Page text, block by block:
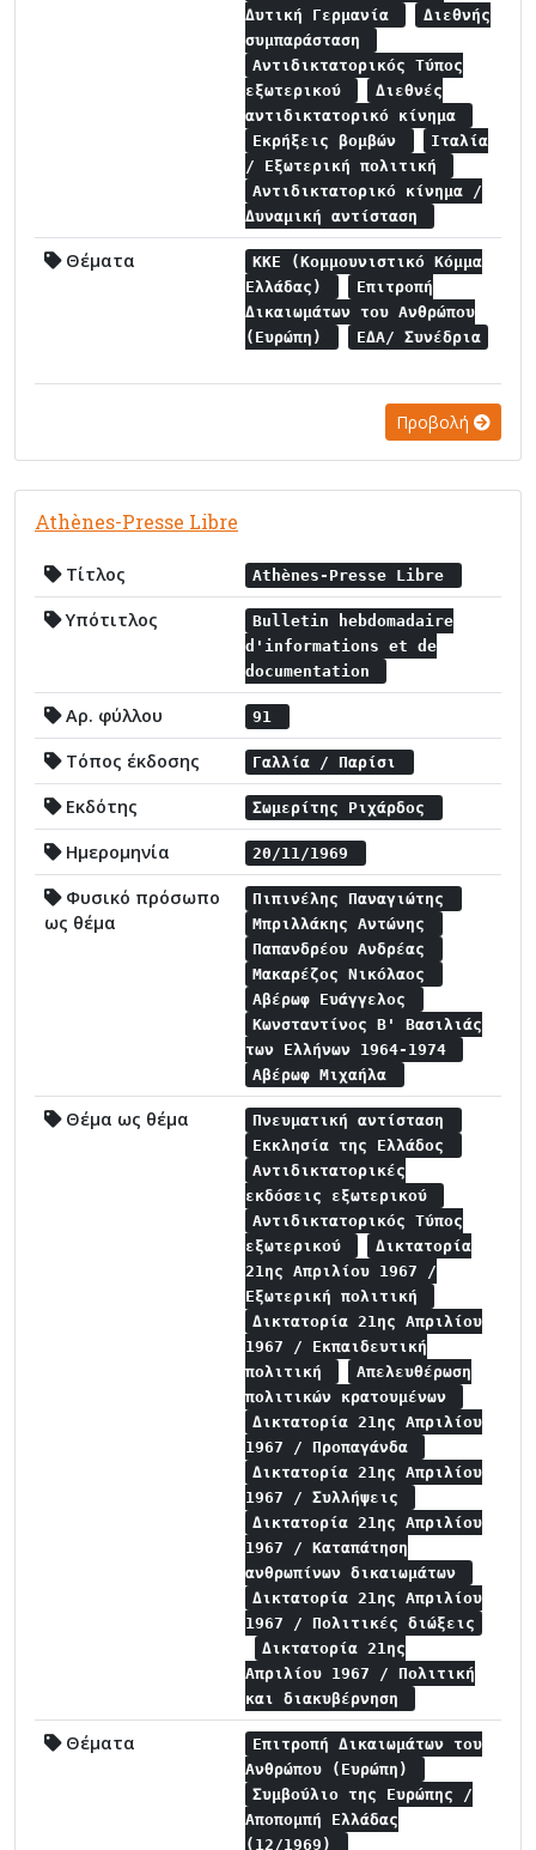
Δυτική Γερμανία
Διεθνής
συμπαράσταση
Αντιδικτατορικός Τύπος
εξωτερικού
Διεθνές
αντιδικτατορικό κίνημα
Εκρήξεις βομβών
Ιταλία
/ Εξωτερική πολιτική
Αντιδικτατορικό κίνημα /
Δυναμική αντίσταση
Θέματα
ΚΚΕ (Κομμουνιστικό Κόμμα
Ελλάδας)
Επιτροπή
Δικαιωμάτων του Ανθρώπου
(Ευρώπη)
ΕΔΑ/ Συνέδρια
Προβολή
Athènes-Presse Libre
Τίτλος Athènes-Presse Libre
Υπότιτλος
Bulletin hebdomadaire
d'informations et de
documentation
Αρ. φύλλου 91
Τόπος έκδοσης Γαλλία / Παρίσι
Εκδότης Σωμερίτης Ριχάρδος
Ημερομηνία 20/11/1969
Φυσικό πρόσωπο
ως θέμα
Πιπινέλης Παναγιώτης
Μπριλλάκης Αντώνης
Παπανδρέου Ανδρέας
Μακαρέζος Νικόλαος
Αβέρωφ Ευάγγελος
Κωνσταντίνος Β' Βασιλιάς
των Ελλήνων 1964-1974
Αβέρωφ Μιχαήλα
Θέμα ως θέμα
Πνευματική αντίσταση
Εκκλησία της Ελλάδος
Αντιδικτατορικές
εκδόσεις εξωτερικού
Αντιδικτατορικός Τύπος
εξωτερικού
Δικτατορία
21ης Απριλίου 1967 /
Εξωτερική πολιτική
Δικτατορία 21ης Απριλίου
1967 / Εκπαιδευτική
πολιτική
Απελευθέρωση
πολιτικών κρατουμένων
Δικτατορία 21ης Απριλίου
1967 / Προπαγάνδα
Δικτατορία 21ης Απριλίου
1967 / Συλλήψεις
Δικτατορία 21ης Απριλίου
1967 / Καταπάτηση
ανθρωπίνων δικαιωμάτων
Δικτατορία 21ης Απριλίου
1967 / Πολιτικές διώξεις
Δικτατορία 21ης
Απριλίου 1967 / Πολιτική
και διακυβέρνηση
Θέματα
Επιτροπή Δικαιωμάτων του
Ανθρώπου (Ευρώπη)
Συμβούλιο της Ευρώπης /
Αποπομπή Ελλάδας
(12/1969)